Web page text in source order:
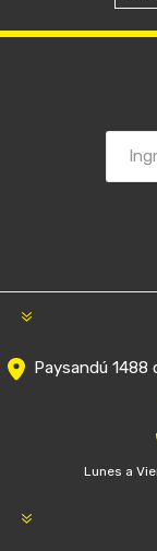
Paysandú 1488
Lunes a